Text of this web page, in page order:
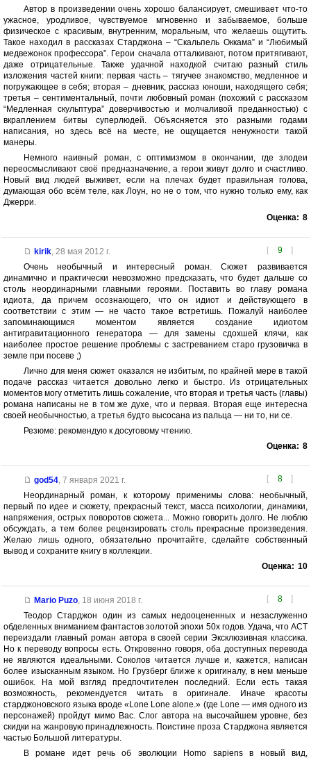
Автор в произведении очень хорошо балансирует, смешивает что-то
ужасное, уродливое, чувствуемое мгновенно и забываемое, больше
физическое с красивым, внутренним, моральным, что желаешь ощутить.
Такое находил в рассказах Старджона – “Скальпель Оккама” и “Любимый
медвежонок профессора”. Герои сначала отталкивают, потом притягивают,
даже отрицательные. Также удачной находкой считаю разный стиль
изложения частей книги: первая часть – тягучее знакомство, медленное и
погружающее в себя; вторая – дневник, рассказ юноши, находящего себя;
третья – сентиментальный, почти любовный роман (похожий с рассказом
“Медленная скульптура” доверчивостью и молчаливой преданностью) с
вкраплением битвы суперлюдей. Объясняется это разными годами
написания, но здесь всё на месте, не ощущается ненужности такой
манеры.
Немного наивный роман, с оптимизмом в окончании, где злодеи
переосмысливают своё предназначение, а герои живут долго и счастливо.
Новый вид людей выживет, если на плечах будет правильная голова,
думающая обо всём теле, как Лоун, но не о том, что нужно только ему, как
Джерри.
Оценка: 8
[ 9 ]
kirik, 28 мая 2012 г.
Очень необычный и интересный роман. Сюжет развивается
динамично и практически невозможно предсказать, что будет дальше со
столь неординарными главными героями. Поставить во главу романа
идиота, да причем осознающего, что он идиот и действующего в
соответствии с этим — не часто такое встретишь. Пожалуй наиболее
запоминающимся моментом является создание идиотом
антигравитационного генератора — для замены сдохшей клячи, как
наиболее простое решение проблемы с застреванием старо грузовичка в
земле при посеве ;)
Лично для меня сюжет оказался не избитым, по крайней мере в такой
подаче рассказ читается довольно легко и быстро. Из отрицательных
моментов могу отметить лишь сожаление, что вторая и третья часть (главы)
романа написаны не в том же духе, что и первая. Вторая еще интересна
своей необычностью, а третья будто высосана из пальца — ни то, ни се.
Резюме: рекомендую к досуговому чтению.
Оценка: 8
[ 8 ]
god54, 7 января 2021 г.
Неординарный роман, к которому применимы слова: необычный,
первый по идее и сюжету, прекрасный текст, масса психологии, динамики,
напряжения, острых поворотов сюжета... Можно говорить долго. Не люблю
обсуждать, а тем более рецензировать столь прекрасные произведения.
Желаю лишь одного, обязательно прочитайте, сделайте собственный
вывод и сохраните книгу в коллекции.
Оценка: 10
[ 8 ]
Mario Puzo, 18 июня 2018 г.
Теодор Старджон один из самых недооцененных и незаслуженно
обделенных вниманием фантастов золотой эпохи 50х годов. Удача, что АСТ
переиздали главный роман автора в своей серии Эксклюзивная классика.
Но к переводу вопросы есть. Откровенно говоря, оба доступных перевода
не являются идеальными. Соколов читается лучше и, кажется, написан
более изысканным языком. Но Грузберг ближе к оригиналу, в нем меньше
ошибок. На мой взгляд предпочтителен последний. Если есть такая
возможность, рекомендуется читать в оригинале. Иначе красоты
старджоновского языка вроде «Lone Lone alone.» (где Lone — имя одного из
персонажей) пройдут мимо Вас. Слог автора на высочайшем уровне, без
скидки на жанровую принадлежность. Поистине проза Старджона является
частью Большой литературы.
В романе идет речь об эволюции Homo sapiens в новый вид,